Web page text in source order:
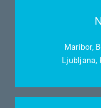
Maribor,
Ljubljana,